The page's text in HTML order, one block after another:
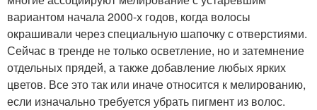
вариантом начала 2000-х годов, когда волосы
окрашивали через специальную шапочку с отверстиями.
Сейчас в тренде не только осветление, но и затемнение
отдельных прядей, а также добавление любых ярких
цветов. Все это так или иначе относится к мелированию,
если изначально требуется убрать пигмент из волос.